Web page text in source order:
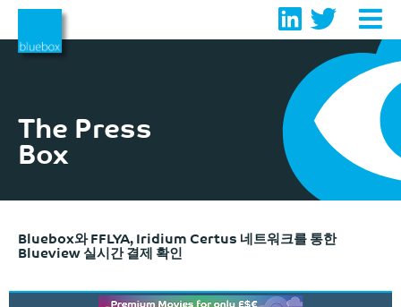
The Press
Box
Bluebox와 FFLYA, Iridium Certus 네트워크를 통한
Blueview 실시간 결제 확인